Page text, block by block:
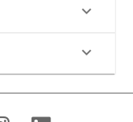
keyboard_arrow_down
keyboard_arrow_down